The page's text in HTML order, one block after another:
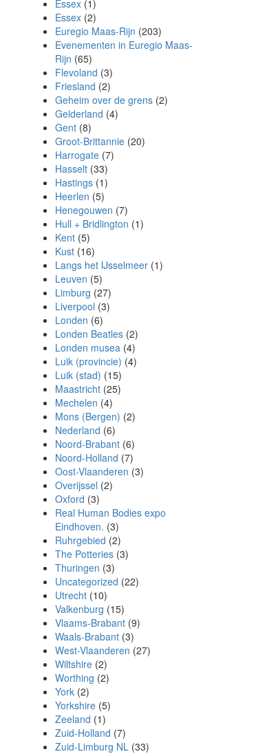
Essex(1)
Essex(2)
Euregio Maas-Rijn (203)
Evenementen in Euregio Maas-
Rijn (65)
Flevoland (3)
Friesland (2)
Geheim over de grens(2)
Gelderland (4)
Gent(8)
Groot-Brittannie(20)
Harrogate(7)
Hasselt(33)
Hastings(1)
Heerlen (5)
Henegouwen (7)
Hull + Bridlington (1)
Kent(5)
Kust(16)
Langs het IJsselmeer(1)
Leuven (5)
Limburg (27)
Liverpool (3)
Londen (6)
Londen Beatles(2)
Londen musea(4)
Luik (provincie) (4)
Luik (stad) (15)
Maastricht(25)
Mechelen (4)
Mons (Bergen) (2)
Nederland (6)
Noord-Brabant(6)
Noord-Holland (7)
Oost-Vlaanderen (3)
Overijssel (2)
Oxford (3)
Real Human Bodies expo
Eindhoven. (3)
Ruhrgebied (2)
The Potteries(3)
Thuringen (3)
Uncategorized (22)
Utrecht(10)
Valkenburg (15)
Vlaams-Brabant(9)
Waals-Brabant(3)
West-Vlaanderen (27)
Wiltshire(2)
Worthing (2)
York(2)
Yorkshire(5)
Zeeland (1)
Zuid-Holland (7)
Zuid-Limburg NL(33)